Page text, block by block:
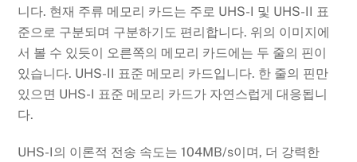
니다. 현재 주류 메모리 카드는 주로 UHS-I 및 UHS-II 표
준으로 구분되며 구분하기도 편리합니다. 위의 이미지에
서 볼 수 있듯이 오른쪽의 메모리 카드에는 두 줄의 핀이
있습니다. UHS-II 표준 메모리 카드입니다. 한 줄의 핀만
있으면 UHS-I 표준 메모리 카드가 자연스럽게 대응됩니
다.
UHS-I의 이론적 전송 속도는 104MB/s이며, 더 강력한